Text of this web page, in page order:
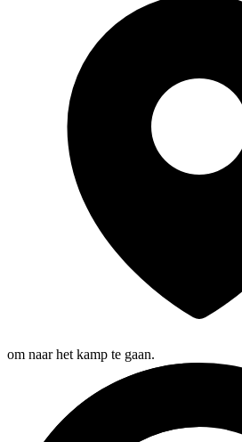
om naar het kamp te gaan.